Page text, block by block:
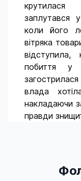
заплутався
коли його
вітряка
відступила,
побиття у
влада
накладаючи
правди